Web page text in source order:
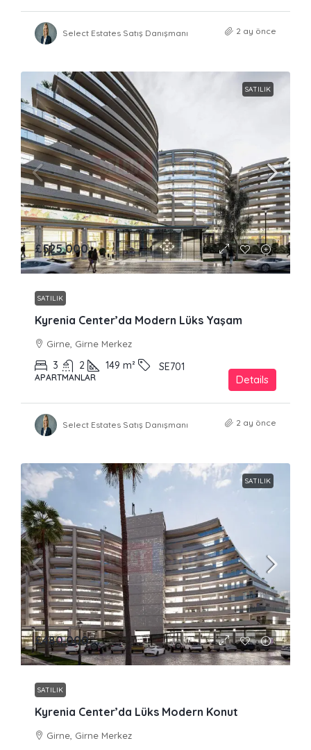
Select Estates Satış Danışmanı 2 ay önce
SATILIK
£525,000
SATILIK
Kyrenia Center’da Modern Lüks Yaşam
Girne, Girne Merkez
3 2 149 m² SE701
APARTMANLAR Details
Select Estates Satış Danışmanı 2 ay önce
SATILIK
£480,000
SATILIK
Kyrenia Center’da Lüks Modern Konut
Girne, Girne Merkez